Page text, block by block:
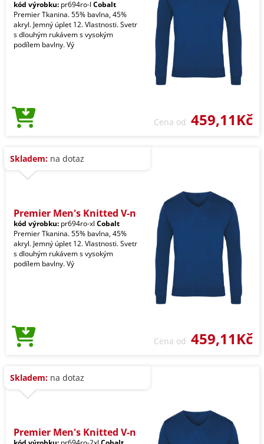
kód výrobku: pr694ro-l Cobalt
Premier Tkanina. 55% bavlna, 45%
akryl. Jemný úplet 12. Vlastnosti. Svetr
s dlouhým rukávem s vysokým
podílem bavlny. Vý
Cena od 459,11Kč
Skladem: na dotaz
Premier Men's Knitted V-n
kód výrobku: pr694ro-xl Cobalt
Premier Tkanina. 55% bavlna, 45%
akryl. Jemný úplet 12. Vlastnosti. Svetr
s dlouhým rukávem s vysokým
podílem bavlny. Vý
Cena od 459,11Kč
Skladem: na dotaz
Premier Men's Knitted V-n